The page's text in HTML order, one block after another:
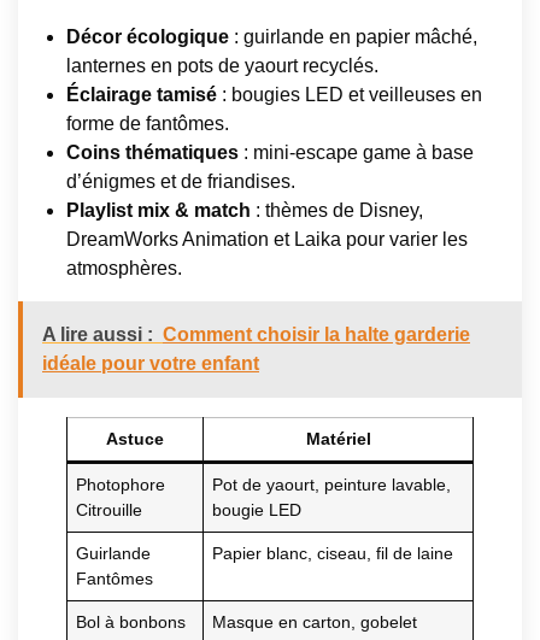
Décor écologique : guirlande en papier mâché,
lanternes en pots de yaourt recyclés.
Éclairage tamisé : bougies LED et veilleuses en
forme de fantômes.
Coins thématiques : mini-escape game à base
d’énigmes et de friandises.
Playlist mix & match : thèmes de Disney,
DreamWorks Animation et Laika pour varier les
atmosphères.
A lire aussi : Comment choisir la halte garderie
idéale pour votre enfant
Astuce Matériel
Photophore
Citrouille
Pot de yaourt, peinture lavable,
bougie LED
Guirlande
Fantômes
Papier blanc, ciseau, fil de laine
Bol à bonbons Masque en carton, gobelet